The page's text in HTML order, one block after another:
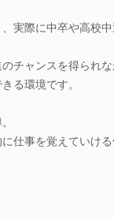
実際に中卒や高校
チャンスを得られ
る環境です。
仕事を覚えていける